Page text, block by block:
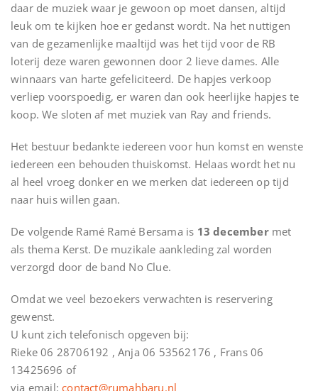
daar de muziek waar je gewoon op moet dansen, altijd
leuk om te kijken hoe er gedanst wordt. Na het nuttigen
van de gezamenlijke maaltijd was het tijd voor de RB
loterij deze waren gewonnen door 2 lieve dames. Alle
winnaars van harte gefeliciteerd. De hapjes verkoop
verliep voorspoedig, er waren dan ook heerlijke hapjes te
koop. We sloten af met muziek van Ray and friends.
Het bestuur bedankte iedereen voor hun komst en wenste
iedereen een behouden thuiskomst. Helaas wordt het nu
al heel vroeg donker en we merken dat iedereen op tijd
naar huis willen gaan.
De volgende Ramé Ramé Bersama is 13 december met
als thema Kerst. De muzikale aankleding zal worden
verzorgd door de band No Clue.
Omdat we veel bezoekers verwachten is reservering
gewenst.
U kunt zich telefonisch opgeven bij:
Rieke 06 28706192 , Anja 06 53562176 , Frans 06
13425696 of
via email:contact@rumahbaru.nl